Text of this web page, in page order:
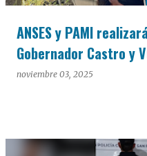
ANSES y PAMI
Gobernador Castro y
noviembre 03, 2025